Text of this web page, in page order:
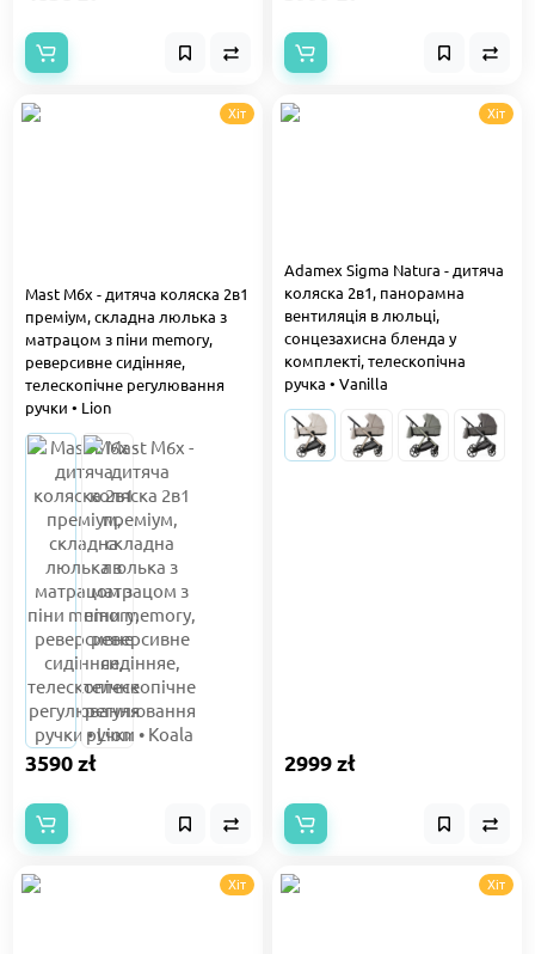
Хіт
Mast M6x - дитяча коляска 2в1
преміум, складна люлька з
матрацом з піни memory,
реверсивне сидінняе,
телескопічне регулювання
ручки • Lion
3590 zł
Хіт
Adamex Sigma Natura - дитяча
коляска 2в1, панорамна
вентиляція в люльці,
сонцезахисна бленда у
комплекті, телескопічна
ручка • Vanilla
2999 zł
Хіт Хіт